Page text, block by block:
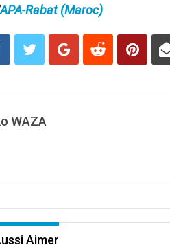
APA-Rabat (Maroc)
WAZA
Aimer